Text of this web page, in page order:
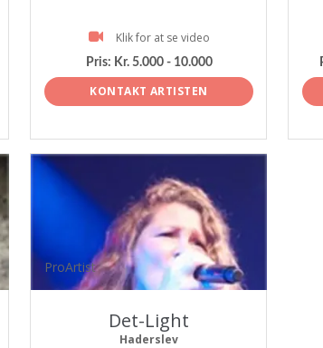
Klik for at se video
Pris: Kr. 5.000 - 10.000
KONTAKT ARTISTEN
ProArtist
Det-Light
Haderslev